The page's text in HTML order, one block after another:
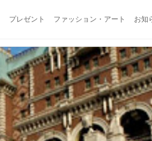
プレゼント ファッション・アート お知